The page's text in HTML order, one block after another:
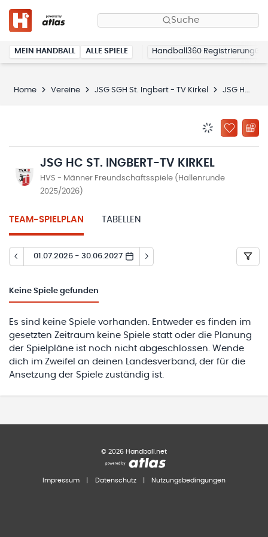
Suche
MEIN HANDBALL ALLE SPIELE Handball360 Registrierung
Home Vereine JSG SGH St. Ingbert - TV Kirkel JSG HC St. Ingbert-TV Kirkel
ZU
JSG HC ST. INGBERT-TV KIRKEL
HVS - Männer Freundschaftsspiele (Hallenrunde
2025/2026)
TEAM-SPIELPLAN TABELLEN
01.07.2026 - 30.06.2027
Keine Spiele gefunden
Es sind keine Spiele vorhanden. Entweder es finden im
gesetzten Zeitraum keine Spiele statt oder die Planung
der Spielpläne ist noch nicht abgeschlossen. Wende
dich im Zweifel an deinen Landesverband, der für die
Ansetzung der Spiele zuständig ist.
© 2026 Handball.net
Impressum Datenschutz Nutzungsbedingungen